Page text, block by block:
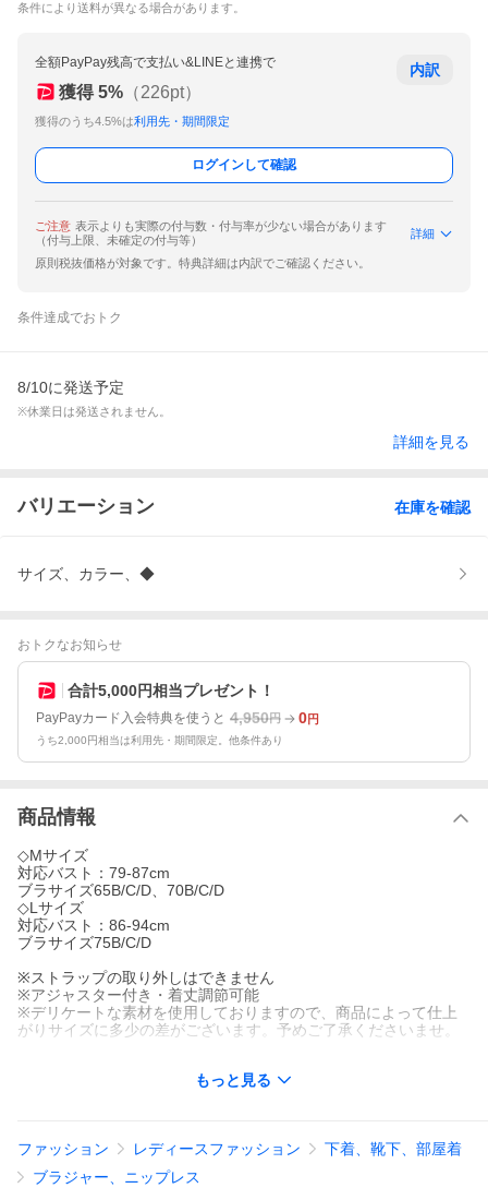
条件により送料が異なる場合があります。
全額PayPay残高で支払い&LINEと連携で
獲得 5% （226pt）
獲得のうち4.5%は利用先・期間限定
内訳
ログインして確認
ご注意 表示よりも実際の付与数・付与率が少ない場合があります
（付与上限、未確定の付与等）
詳細
原則税抜価格が対象です。特典詳細は内訳でご確認ください。
条件達成でおトク
8/10に発送予定
※休業日は発送されません。
詳細を見る
バリエーション 在庫を確認
サイズ、カラー、◆
おトクなお知らせ
合計5,000円相当プレゼント！
PayPayカード入会特典を使うと 4,950円 0円
うち2,000円相当は利用先・期間限定。他条件あり
商品情報
◇Mサイズ
対応バスト：79-87cm
ブラサイズ65B/C/D、70B/C/D
◇Lサイズ
対応バスト：86-94cm
ブラサイズ75B/C/D
※ストラップの取り外しはできません
※アジャスター付き・着丈調節可能
※デリケートな素材を使用しておりますので、商品によって仕上
がりサイズに多少の差がございます。予めご了承くださいませ。
身生地：オーガニックコットン95％、ポリウレタン5％
◆原産国
日本製
もっと見る
ファッション レディースファッション
下着、靴下、部屋着
ブラジャー、ニップレス